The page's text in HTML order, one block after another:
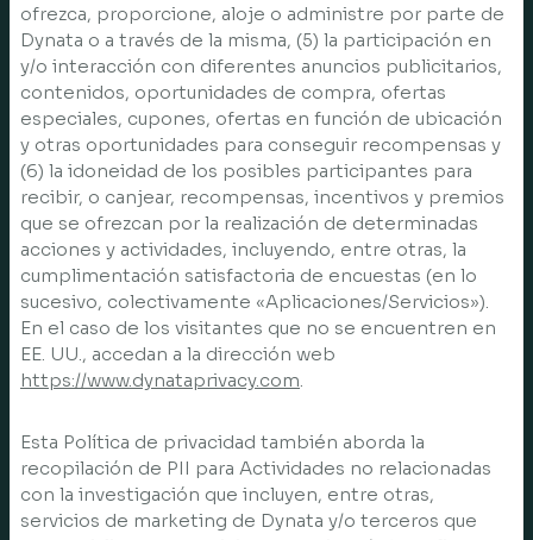
ofrezca, proporcione, aloje o administre por parte de
Dynata o a través de la misma, (5) la participación en
y/o interacción con diferentes anuncios publicitarios,
contenidos, oportunidades de compra, ofertas
especiales, cupones, ofertas en función de ubicación
y otras oportunidades para conseguir recompensas y
(6) la idoneidad de los posibles participantes para
recibir, o canjear, recompensas, incentivos y premios
que se ofrezcan por la realización de determinadas
acciones y actividades, incluyendo, entre otras, la
cumplimentación satisfactoria de encuestas (en lo
sucesivo, colectivamente «Aplicaciones/Servicios»).
En el caso de los visitantes que no se encuentren en
EE. UU., accedan a la dirección web
https://www.dynataprivacy.com.
Esta Política de privacidad también aborda la
recopilación de PII para Actividades no relacionadas
con la investigación que incluyen, entre otras,
servicios de marketing de Dynata y/o terceros que